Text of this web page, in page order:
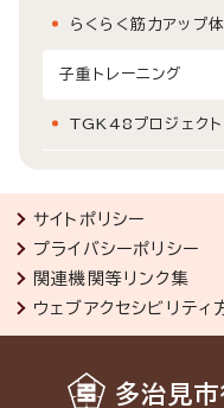
らくらく筋力アップ
子重トレーニング
TGK48プロジェクト
サイトポリシー
プライバシーポリシー
関連機関等リンク集
ウェブアクセシビリティ
多治見